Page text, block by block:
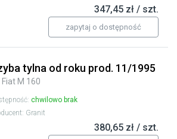
347,45 zł / szt.
zapytaj o dostępność
tylna od roku prod. 11/1995
Fiat M 160
chwilowo brak
Granit
380,65 zł / szt.